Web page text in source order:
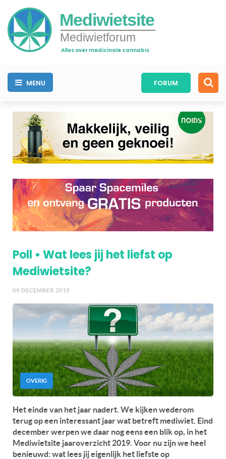
Mediwietsite
Mediwietforum
Alles over medicinale cannabis
MENU FORUM
Poll • Wat lees jij het liefst op
Mediwietsite?
09 DECEMBER 2019
OVERIG
Het einde van het jaar nadert. We kijken wederom
terug op een interessant jaar wat betreft mediwiet. Eind
december werpen we daar nog eens een blik op, in het
Mediwietsite jaaroverzicht 2019. Voor nu zijn we heel
benieuwd: wat lees jij eigenlijk het liefste op